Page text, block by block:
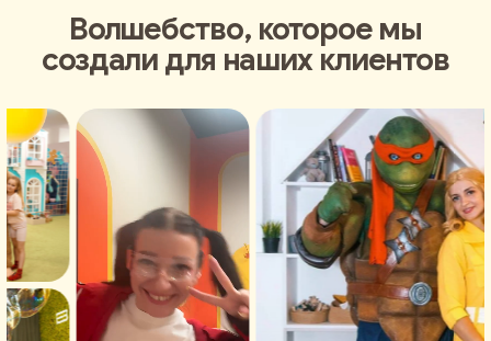
Волшебство, которое мы
создали для наших клиентов